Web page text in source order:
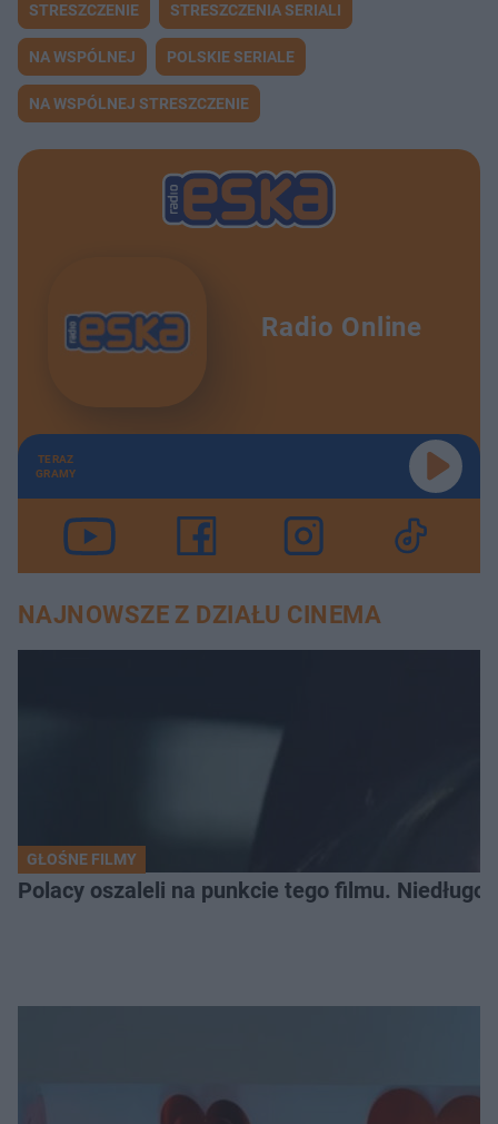
STRESZCZENIE STRESZCZENIA SERIALI
NA WSPÓLNEJ POLSKIE SERIALE
NA WSPÓLNEJ STRESZCZENIE
Radio Online
TERAZ
GRAMY
NAJNOWSZE Z DZIAŁU CINEMA
GŁOŚNE FILMY
Polacy oszaleli na punkcie tego filmu. Niedługo